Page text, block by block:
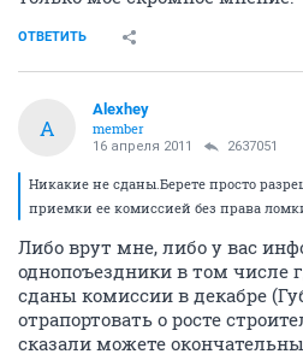
ОТВЕТИТЬ
A
Alexhey
member
16 апреля 2011 2637051
Никакие не сданы.Берете просто
приемки ее комиссией без права
Либо врут мне, либо у вас
однопоъездники в том числе
сданы комиссии в декабре
отрапортовать о росте
сказали можете